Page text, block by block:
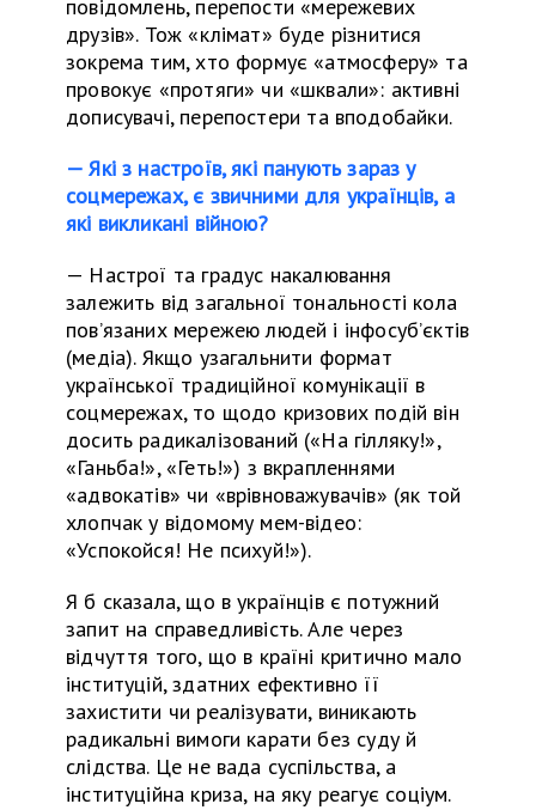
повідомлень, перепости «мережевих
друзів». Тож «клімат» буде різнитися
зокрема тим, хто формує «атмосферу» та
провокує «протяги» чи «шквали»: активні
дописувачі, перепостери тавподобайки.
— Які з настроїв, які панують зараз у
соцмережах, є звичними для українців, а
які викликані війною?
— Настрої та градус накалювання
залежить від загальної тональності кола
пов’язаних мережею людей і інфосуб’єктів
(медіа). Якщо узагальнити формат
української традиційної комунікації в
соцмережах, то щодо кризових подій він
досить радикалізований («На гілляку!»,
«Ганьба!», «Геть!») з вкрапленнями
«адвокатів» чи «врівноважувачів» (як той
хлопчак у відомому мем-відео:
«Успокойся! Не психуй!»).
Я б сказала, що в українців є потужний
запит на справедливість. Але через
відчуття того, що в країні критично мало
інституцій, здатних ефективно її
захистити чи реалізувати, виникають
радикальні вимоги карати без суду й
слідства. Це не вада суспільства, а
інституційна криза, на яку реагує соціум.